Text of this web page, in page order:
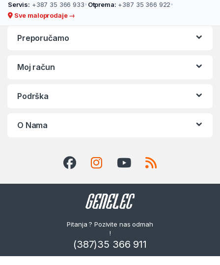
Servis: +387 35 366 933• Otprema: +387 35 366 922•
Sve maloprodaje →
Preporučamo
Moj račun
Podrška
O Nama
Pitanja ? Pozivite nas odmah
!
(387)35 366 911